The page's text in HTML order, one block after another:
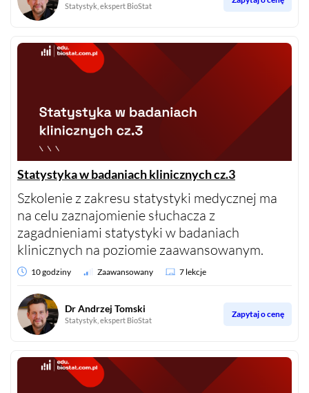
Statystyk, ekspert BioStat
Statystyka w badaniach klinicznych cz.3
Szkolenie z zakresu statystyki medycznej ma
na celu zaznajomienie słuchacza z
zagadnieniami statystyki w badaniach
klinicznych na poziomie zaawansowanym.
10 godziny Zaawansowany 7 lekcje
Dr Andrzej Tomski
Statystyk, ekspert BioStat
Zapytaj o cenę